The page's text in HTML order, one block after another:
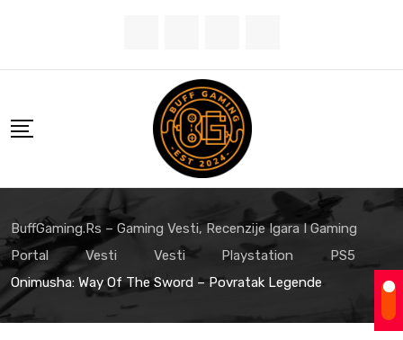
content
BuffGaming.rs – Gaming Vesti, Recenzije Igara I Gaming
Portal
Vesti Vesti Playstation
PS5
Onimusha: Way Of The Sword – Povratak Legende